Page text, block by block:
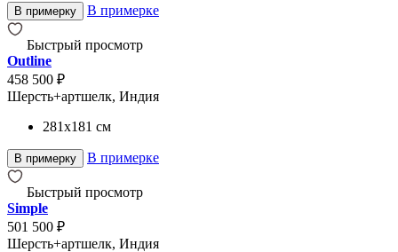
В примерку В примерке
Быстрый просмотр
Outline
458 500 ₽
Шерсть+артшелк, Индия
281x181 см
В примерку В примерке
Быстрый просмотр
Simple
501 500 ₽
Шерсть+артшелк, Индия